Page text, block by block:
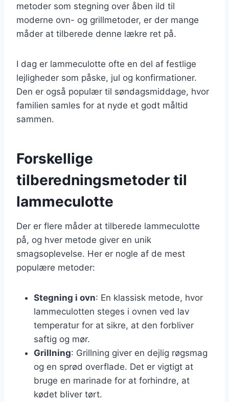
metoder som stegning over åben ild til
moderne ovn- og grillmetoder, er der mange
måder at tilberede denne lækre ret på.
I dag er lammeculotte ofte en del af festlige
lejligheder som påske, jul og konfirmationer.
Den er også populær til søndagsmiddage, hvor
familien samles for at nyde et godt måltid
sammen.
Forskellige
tilberedningsmetoder til
lammeculotte
Der er flere måder at tilberede lammeculotte
på, og hver metode giver en unik
smagsoplevelse. Her er nogle af de mest
populære metoder:
Stegning i ovn: En klassisk metode, hvor
lammeculotten steges i ovnen ved lav
temperatur for at sikre, at den forbliver
saftig og mør.
Grillning: Grillning giver en dejlig røgsmag
og en sprød overflade. Det er vigtigt at
bruge en marinade for at forhindre, at
kødet bliver tørt.